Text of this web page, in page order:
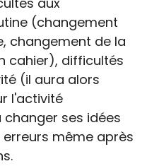
(changement
changement de la
cahier), difficultés
(il aura alors
l'activité
ses idées
même après